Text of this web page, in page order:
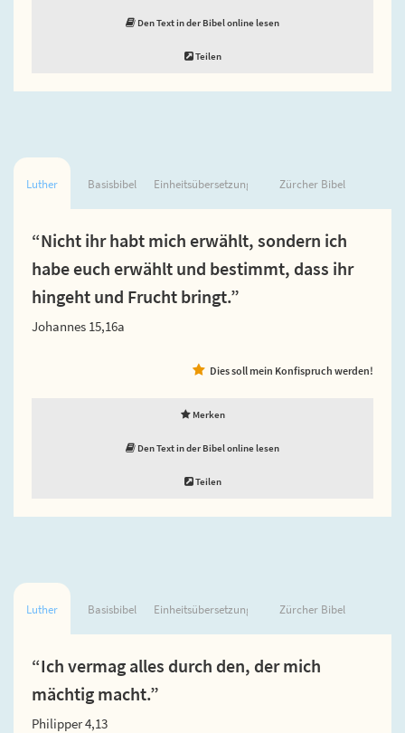
Den Text in der Bibel online lesen
Teilen
Luther Basisbibel Einheitsübersetzung Zürcher Bibel
“Nicht ihr habt mich erwählt, sondern ich
habe euch erwählt und bestimmt, dass ihr
hingeht und Frucht bringt.”
Johannes 15,16a
Dies soll mein Konfispruch werden!
Merken
Den Text in der Bibel online lesen
Teilen
Luther Basisbibel Einheitsübersetzung Zürcher Bibel
“Ich vermag alles durch den, der mich
mächtig macht.”
Philipper 4,13